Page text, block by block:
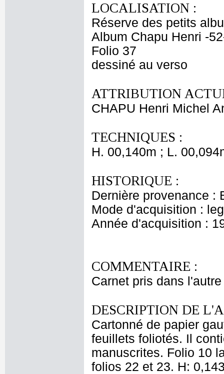
LOCALISATION :
Réserve des petits
Album Chapu Henri -
Folio 37
dessiné au verso
ATTRIBUTION
CHAPU Henri Michel
TECHNIQUES :
H. 00,140m ; L.
HISTORIQUE :
Dernière provenance :
Mode d'acquisition :
Année d'acquisition :
COMMENTAIRE :
Carnet pris dans
DESCRIPTION DE
Cartonné de papier
feuillets foliotés. Il
manuscrites. Folio 10
folios 22 et 23. H: